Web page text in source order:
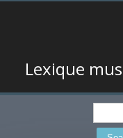
Lexique
Search